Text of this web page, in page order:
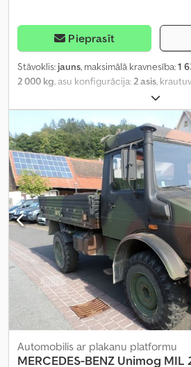
Pieprasīt
Stāvoklis: jauns, maksimālā kravnesība:1
2 000 kg, asu konfigurācija:2 asis,
1 530 mm
augstums:400 mm, iekraušanas telpas
būvniecības augstums:940 mm, darba
Automobilis ar plakanu platformu
MERCEDES-BENZ Unimog MIL